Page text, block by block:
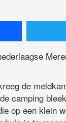
de
camping
op een klein